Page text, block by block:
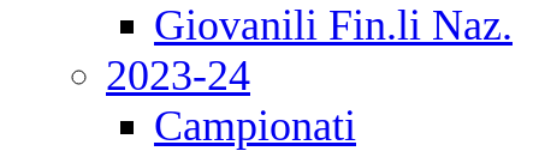
Giovanili Fin.li Naz.
2023-24
Campionati